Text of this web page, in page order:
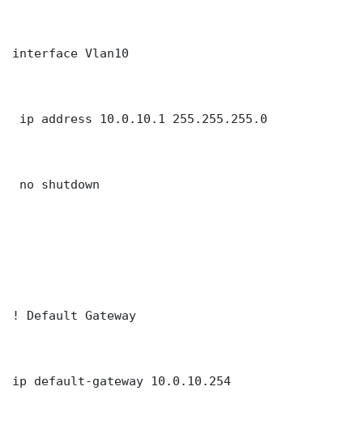
interface Vlan10
ip address 10.0.10.1 255.255.255.0
no shutdown
! Default Gateway
ip default-gateway 10.0.10.254